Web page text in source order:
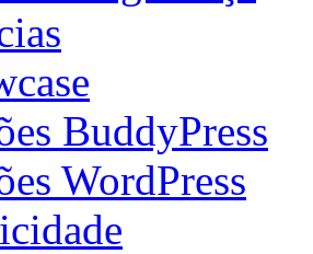
BuddyPress
WordPress